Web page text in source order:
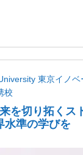
東京イノ
校
を切り拓くス
水準の学びを